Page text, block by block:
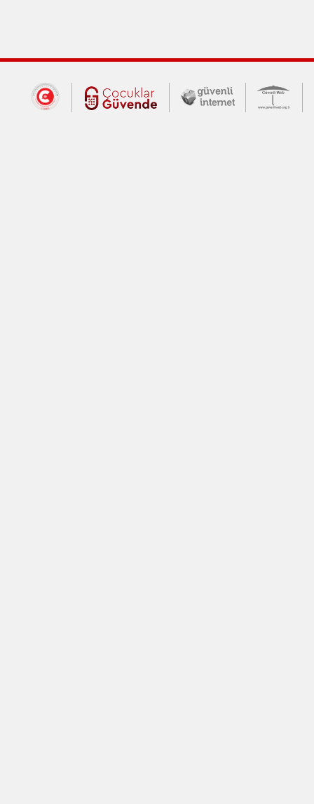
Dış Bağlantılar
Cumhurbaşkanlığı İletişim Merkezi
Çocuklar Güvende (yeni
Güvenli